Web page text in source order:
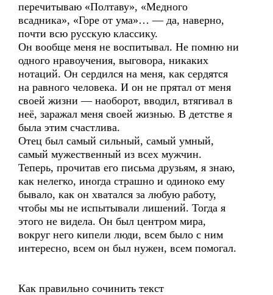
перечитываю «Полтаву», «Медного
всадника», «Горе от ума»… — да, наверно,
почти всю русскую классику.
Он вообще меня не воспитывал. Не помню ни
одного нравоучения, выговора, никаких
нотаций. Он сердился на меня, как сердятся
на равного человека. И он не прятал от меня
своей жизни — наоборот, вводил, втягивал в
неё, заражал меня своей жизнью. В детстве я
была этим счастлива.
Отец был самый сильный, самый умный,
самый мужественный из всех мужчин.
Теперь, прочитав его письма друзьям, я знаю,
как нелегко, иногда страшно и одиноко ему
бывало, как он хватался за любую работу,
чтобы мы не испытывали лишений. Тогда я
этого не видела. Он был центром мира,
вокруг него кипели люди, всем было с ним
интересно, всем он был нужен, всем помогал.
Как правильно сочинить текст